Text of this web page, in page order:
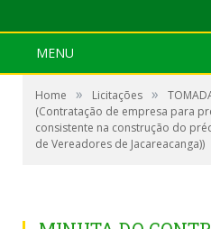
MENU
Home » Licitações »
(Contratação de empresa para
consistente na construção do
de Vereadores de Jacareacanga))